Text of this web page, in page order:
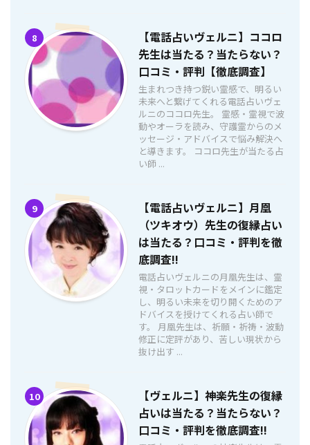
8
【電話占いヴェルニ】ココロ
先生は当たる？当たらない？
口コミ・評判【徹底調査】
生まれつき持つ鋭い霊感で、明るい
未来へと繋げてくれる電話占いヴェ
ルニのココロ先生。 霊感・霊視で波
動やオーラを読み、守護霊からのメ
ッセージ・アドバイスで悩み解決へ
と導きます。 ココロ先生が当たる占
い師 ...
9
【電話占いヴェルニ】月凰
（ツキオウ）先生の復縁占い
は当たる？口コミ・評判を徹
底調査!!
電話占いヴェルニの月凰先生は、霊
視・タロットカードをメインに鑑定
し、明るい未来を切り開くためのア
ドバイスを授けてくれる占い師で
す。 月凰先生は、祈願・祈祷・波動
修正に定評があり、苦しい現状から
抜け出す ...
10
【ヴェルニ】神楽先生の復縁
占いは当たる？当たらない？
口コミ・評判を徹底調査!!